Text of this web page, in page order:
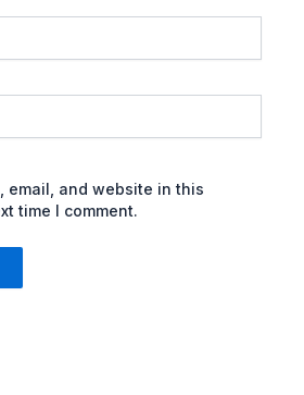
email, and website in this
time I comment.